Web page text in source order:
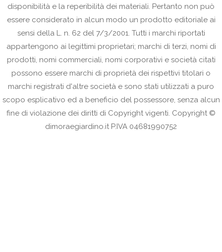
disponibilità e la reperibilità dei materiali. Pertanto non può
essere considerato in alcun modo un prodotto editoriale ai
sensi della L. n. 62 del 7/3/2001. Tutti i marchi riportati
appartengono ai legittimi proprietari; marchi di terzi, nomi di
prodotti, nomi commerciali, nomi corporativi e società citati
possono essere marchi di proprietà dei rispettivi titolari o
marchi registrati d'altre società e sono stati utilizzati a puro
scopo esplicativo ed a beneficio del possessore, senza alcun
fine di violazione dei diritti di Copyright vigenti. Copyright ©
dimoraegiardino.it P.IVA 04681990752